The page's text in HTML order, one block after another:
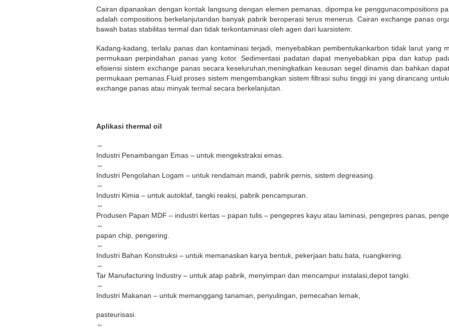
Cairan dipanaskan dengan kontak langsung dengan elemen pemanas, dipompa ke penggunacompositions
adalah compositions berkelanjutandan banyak pabrik beroperasi terus menerus. Cairan exchange panas
bawah batas stabilitas termal dan tidak terkontaminasi oleh agen dari luarsistem.
Kadang-kadang, terlalu panas dan kontaminasi terjadi, menyebabkan pembentukankarbon tidak larut yang
permukaan perpindahan panas yang kotor. Sedimentasi padatan dapat menyebabkan pipa dan katup
efisiensi sistem exchange panas secara keseluruhan,meningkatkan keausan segel dinamis dan bahkan
permukaan pemanas.Fluid proses sistem mengembangkan sistem filtrasi suhu tinggi ini yang dirancang
exchange panas atau minyak termal secara berkelanjutan.
Aplikasi thermal oil
⇔
Industri Penambangan Emas – untuk mengekstraksi emas.
⇔
Industri Pengolahan Logam – untuk rendaman mandi, pabrik pernis, sistem degreasing.
⇔
Industri Kimia – untuk autoklaf, tangki reaksi, pabrik pencampuran.
⇔
Produsen Papan MDF – industri kertas – papan tulis – pengepres kayu atau laminasi, pengepres panas,
⇔
papan chip, pengering.
⇔
Industri Bahan Konstruksi – untuk memanaskan karya bentuk, pekerjaan batu bata, ruangkering.
⇔
Tar Manufacturing Industry – untuk atap pabrik, menyimpan dan mencampur instalasi,depot tangki.
⇔
Industri Makanan – untuk memanggang tanaman, penyulingan, pemecahan lemak,
pasteurisasi.
⇔